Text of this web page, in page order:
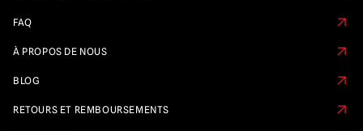
FAQ
À PROPOS DE NOUS
BLOG
RETOURS ET REMBOURSEMENTS